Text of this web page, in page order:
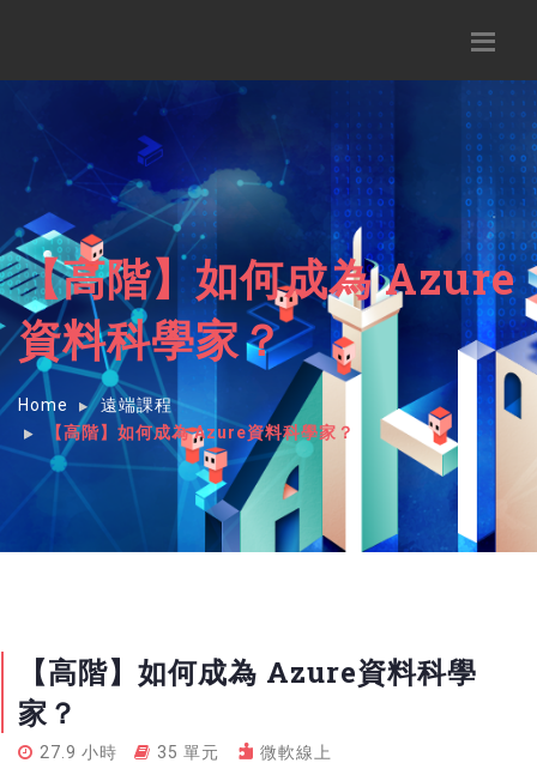
【高階】如何成為 Azure
資料科學家？
Home
遠端課程
【高階】如何成為 Azure資料科學家？
【高階】如何成為 Azure資料科學
家？
27.9 小時 35 單元
微軟線上